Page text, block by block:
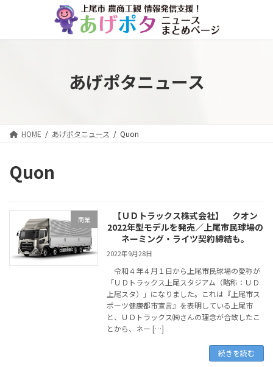
ン
ー
あげポタニュース
HOME あげポタニュース Quon
Quon
商業
【ＵＤトラックス株式会社】 クオン
2022年型モデルを発売／上尾市民球場の
ネーミング・ライツ契約締結も。
2022年9月28日
令和４年４月１日から上尾市民球場の愛称が
「ＵＤトラックス上尾スタジアム（略称：ＵＤ
上尾スタ）」になりました。これは『上尾市ス
ポーツ健康都市宣言』を表明している上尾市
と、ＵＤトラックス㈱さんの理念が合致したこ
とから、ネー […]
続きを読む